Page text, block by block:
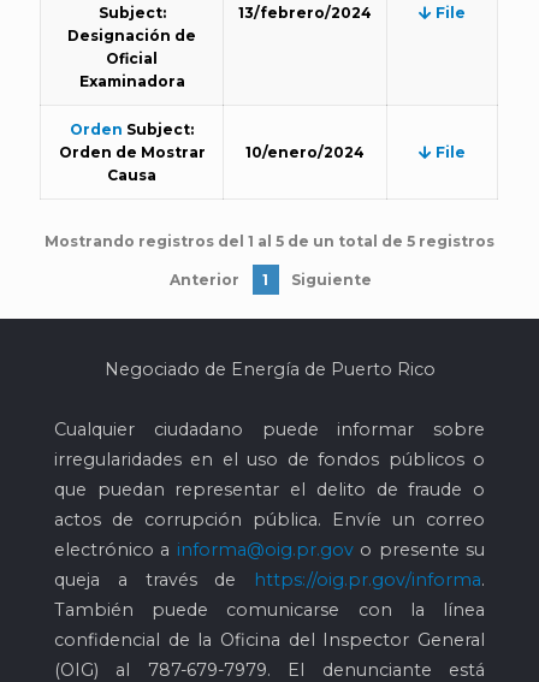
Subject:
Designación de
Oficial
Examinadora
13/febrero/2024 File
Orden Subject:
Orden de Mostrar
Causa
10/enero/2024 File
Mostrando registros del 1 al 5 de un total de 5 registros
Anterior 1 Siguiente
Negociado de Energía de Puerto Rico
Cualquier ciudadano puede informar sobre
irregularidades en el uso de fondos públicos o
que puedan representar el delito de fraude o
actos de corrupción pública. Envíe un correo
electrónico a informa@oig.pr.govo presente su
queja a través de
https://oig.pr.gov/informa.
También puede comunicarse con la línea
confidencial de la Oficina del Inspector General
(OIG) al 787-679-7979. El denunciante está